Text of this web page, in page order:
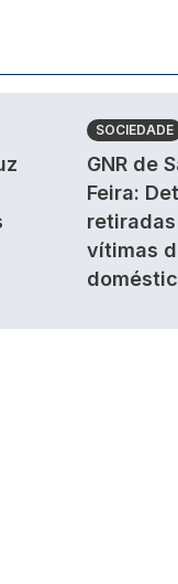
SOCIEDADE
GNR de
Feira:
vítimas